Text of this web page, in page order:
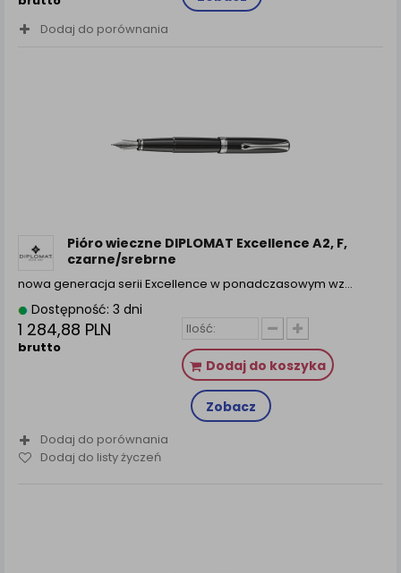
Dodaj do porównania
Pióro wieczne DIPLOMAT Excellence A2, F,
czarne/srebrne
nowa generacja serii Excellence w ponadczasowym wz...
Dostępność: 3 dni
1 284,88 PLN
brutto
Dodaj do koszyka
Zobacz
Dodaj do porównania
Dodaj do listy życzeń